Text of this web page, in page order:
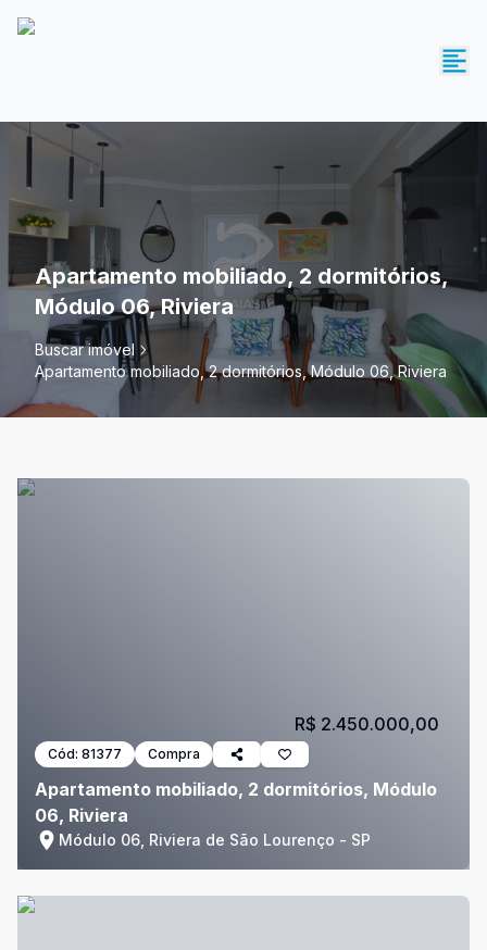
Apartamento mobiliado, 2 dormitórios,
Módulo 06, Riviera
Buscar imóvel
Apartamento mobiliado, 2 dormitórios, Módulo 06, Riviera
Cód: 81377 Compra
Apartamento mobiliado, 2 dormitórios, Módulo
06, Riviera
Módulo 06, Riviera de São Lourenço - SP
R$ 2.450.000,00